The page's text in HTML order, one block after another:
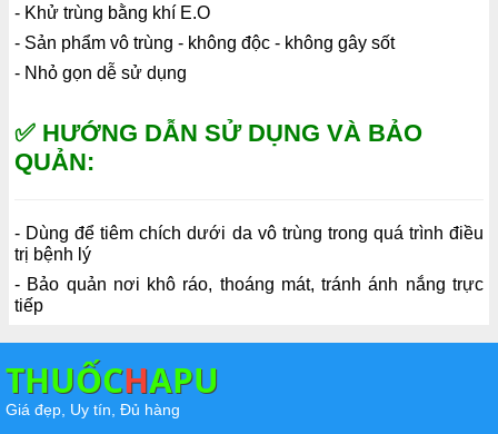
- Khử trùng bằng khí E.O
- Sản phẩm vô trùng - không độc - không gây sốt
- Nhỏ gọn dễ sử dụng
✅ HƯỚNG DẪN SỬ DỤNG VÀ BẢO
QUẢN:
- Dùng để tiêm chích dưới da vô trùng trong quá trình điều
trị bệnh lý
- Bảo quản nơi khô ráo, thoáng mát, tránh ánh nắng trực
tiếp
THUỐCHAPU
Giá đẹp, Uy tín, Đủ hàng